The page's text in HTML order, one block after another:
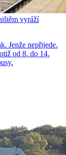
vyráží
Jenže nepřijede.
od 8. do 14.